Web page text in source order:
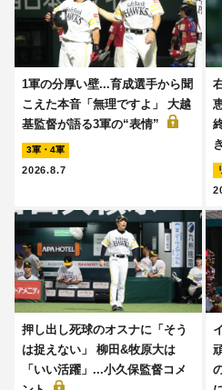
1軍の分厚い壁...育成選手から聞
こえた本音「無理ですよ」 大越
基監督が語る3軍の“表情”
3軍・4軍
2026.8.7
押し出し死球のオスナに「そう
は捉えない」 柳田&牧原大は
「いい活躍」...小久保監督コメ